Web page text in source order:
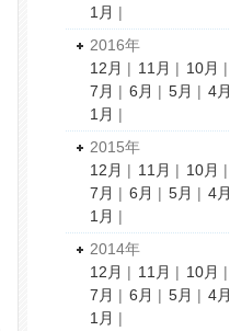
1月 |
2016年
12月 | 11月 | 10月 |
7月 | 6月 | 5月 | 4月
1月 |
2015年
12月 | 11月 | 10月 |
7月 | 6月 | 5月 | 4月
1月 |
2014年
12月 | 11月 | 10月 |
7月 | 6月 | 5月 | 4月
1月 |